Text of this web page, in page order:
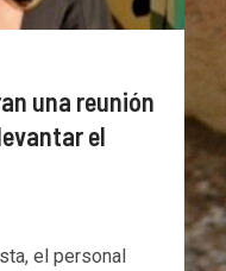
una reunión
el
el personal